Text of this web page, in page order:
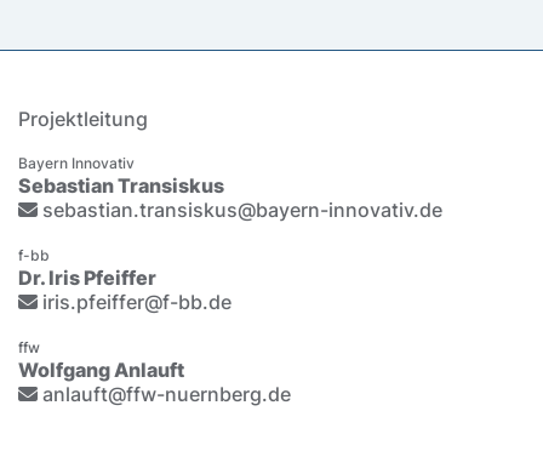
Projektleitung
Bayern Innovativ
Sebastian Transiskus
sebastian.transiskus@bayern-innovativ.de
f-bb
Dr. Iris Pfeiffer
iris.pfeiffer@f-bb.de
ffw
Wolfgang Anlauft
anlauft@ffw-nuernberg.de